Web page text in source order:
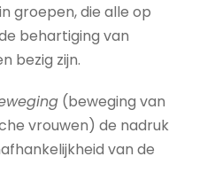
groepen, die alle op
behartiging van
bezig zijn.
(beweging van
vrouwen) de nadruk
van de